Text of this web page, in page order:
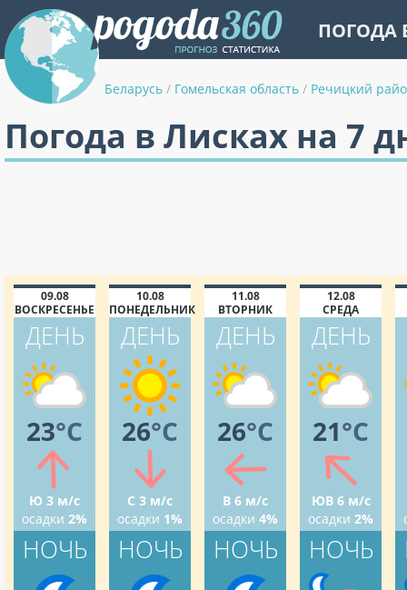
ПОГОДА
Беларусь / Гомельская область / Речицкий
Погода в Лисках на 7
09.08
ВОСКРЕСЕНЬЕ
ДЕНЬ
23°C
Ю 3 м/с
осадки 2%
НОЧЬ
10.08
ПОНЕДЕЛЬНИК
ДЕНЬ
26°C
С 3 м/с
осадки 1%
НОЧЬ
11.08
ВТОРНИК
ДЕНЬ
26°C
В 6 м/с
осадки 4%
НОЧЬ
12.08
СРЕДА
ДЕНЬ
21°C
ЮВ 6 м/с
осадки 2%
НОЧЬ